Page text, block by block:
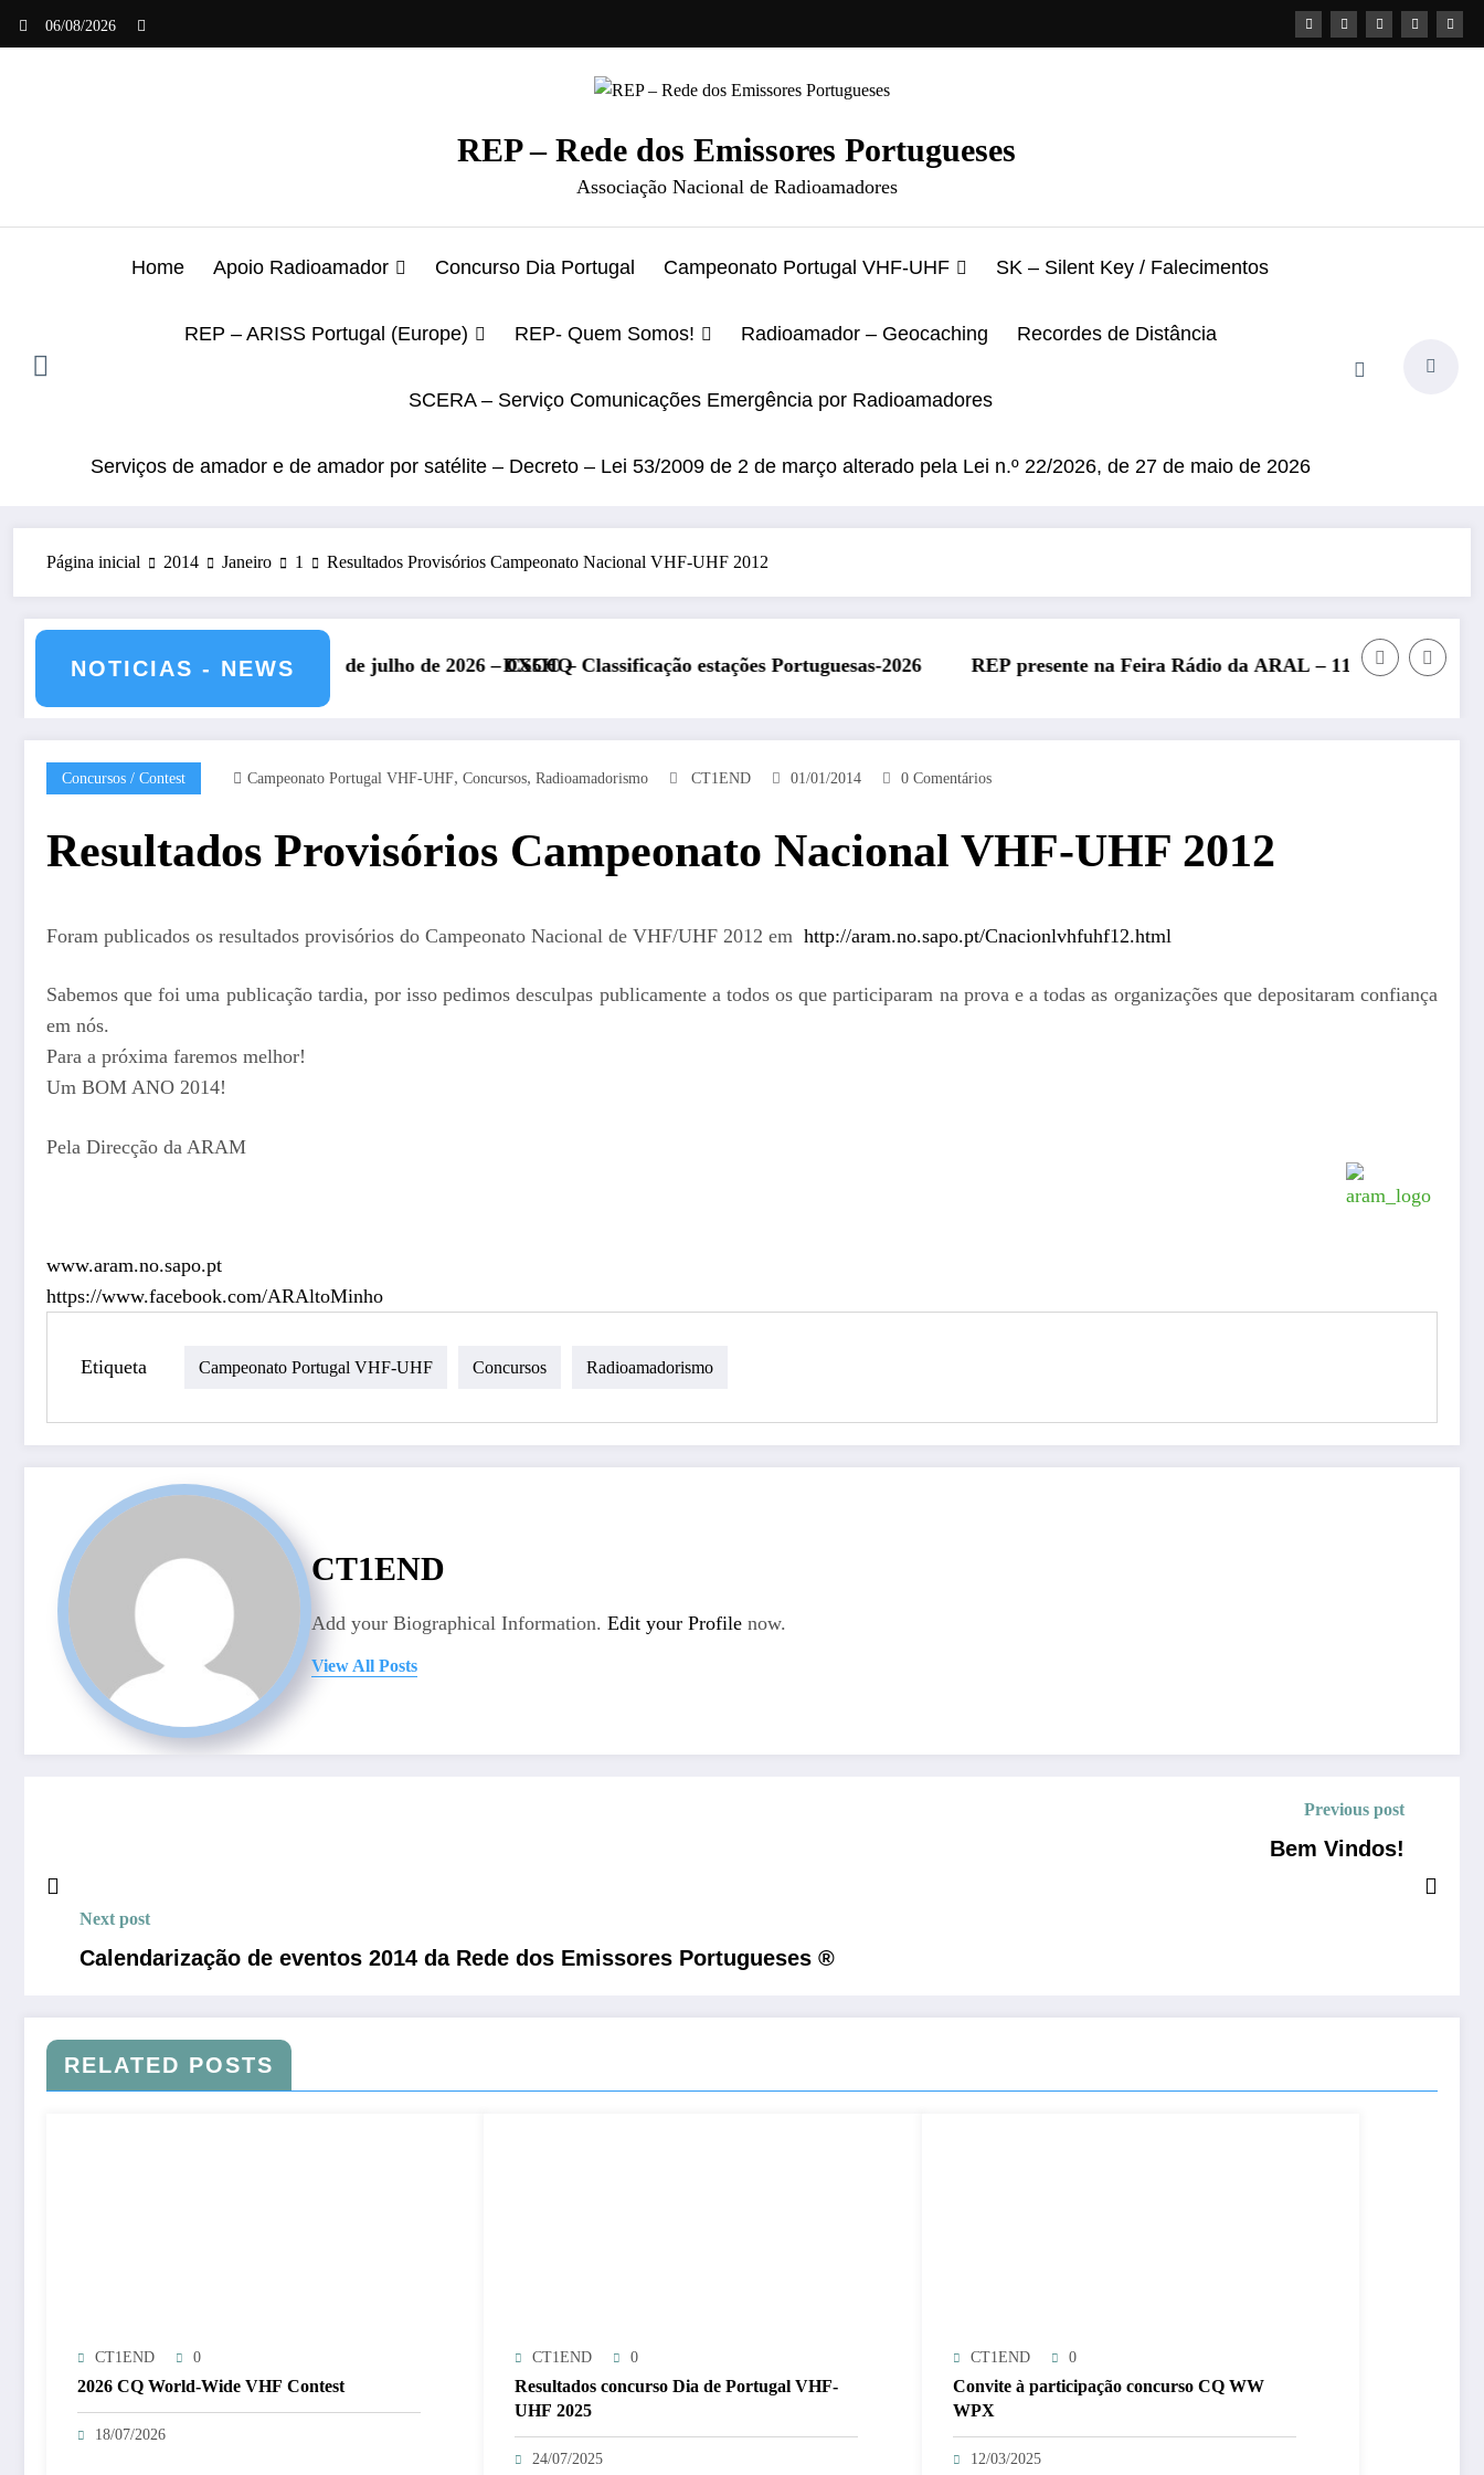
06/08/2026
REP – Rede dos Emissores Portugueses
Associação Nacional de Radioamadores
Home Apoio Radioamador Concurso Dia Portugal Campeonato Portugal VHF-UHF SK – Silent Key / Falecimentos
REP – ARISS Portugal (Europe) REP- Quem Somos! Radioamador – Geocaching Recordes de Distância
SCERA – Serviço Comunicações Emergência por Radioamadores
Serviços de amador e de amador por satélite – Decreto – Lei 53/2009 de 2 de março alterado pela Lei n.º 22/2026, de 27 de maio de 2026
Página inicial 2014 Janeiro 1 Resultados Provisórios Campeonato Nacional VHF-UHF 2012
NOTICIAS - NEWS
HF da IARU – 11 e 12 de julho de 2026 – CS5HQDXCC – Classificação estações Portuguesas-2026 REP presente na Feira Rádio da ARAL – 11 de julho de 2026REP presente no
Concursos / Contest Campeonato Portugal VHF-UHF, Concursos, Radioamadorismo CT1END 01/01/2014 0 Comentários
Resultados Provisórios Campeonato Nacional VHF-UHF 2012
Foram publicados os resultados provisórios do Campeonato Nacional de VHF/UHF 2012 em http://aram.no.sapo.pt/Cnacionlvhfuhf12.html
Sabemos que foi uma publicação tardia, por isso pedimos desculpas publicamente a todos os que participaram na prova e a todas as organizações que depositaram confiança
em nós.
Para a próxima faremos melhor!
Um BOM ANO 2014!
Pela Direcção da ARAM
www.aram.no.sapo.pt
https://www.facebook.com/ARAltoMinho
Etiqueta Campeonato Portugal VHF-UHF Concursos Radioamadorismo
CT1END
Add your Biographical Information. Edit your Profile now.
View All Posts
Previous post
Bem Vindos!
Next post
Calendariz​ação de eventos 2014 da Rede dos Emissores Portuguese​s ®
RELATED POSTS
CT1END 0
2026 CQ World-Wide VHF Contest
18/07/2026
CT1END 0
Resultados concurso Dia de Portugal VHF-
UHF 2025
24/07/2025
CT1END 0
Convite à participação concurso CQ WW
WPX
12/03/2025